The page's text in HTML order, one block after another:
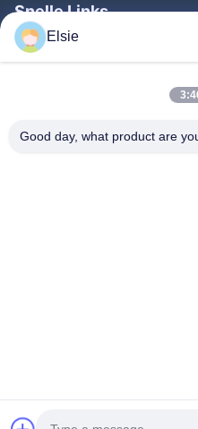
Snelle Links
Huis
Fabrieksreis
©2020- ZHANGJIAGANG HUA
Elsie
Good day, what product are